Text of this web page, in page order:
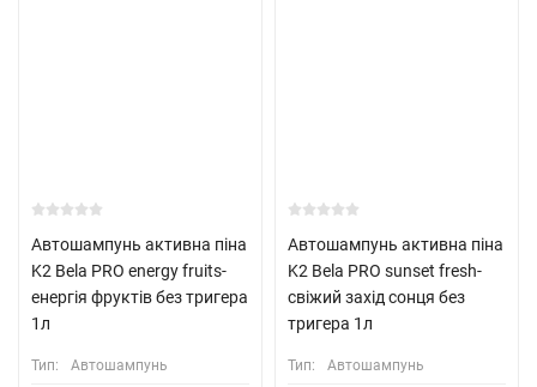
Автошампунь активна піна
K2 Bela PRO energy fruits-
енергія фруктів без тригера
1л
Тип: Автошампунь
Автошампунь активна піна
K2 Bela PRO sunset fresh-
свіжий захід сонця без
тригера 1л
Тип: Автошампунь